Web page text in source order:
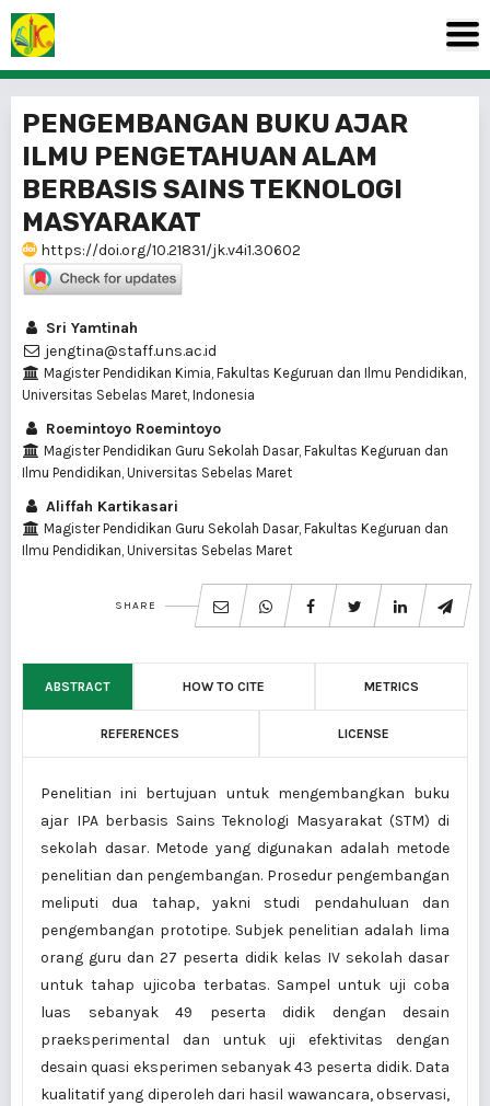
PENGEMBANGAN BUKU AJAR
ILMU PENGETAHUAN ALAM
BERBASIS SAINS TEKNOLOGI
MASYARAKAT
https://doi.org/10.21831/jk.v4i1.30602
Sri Yamtinah
jengtina@staff.uns.ac.id
Magister Pendidikan Kimia, Fakultas Keguruan dan Ilmu Pendidikan,
Universitas Sebelas Maret, Indonesia
Roemintoyo Roemintoyo
Magister Pendidikan Guru Sekolah Dasar, Fakultas Keguruan dan
Ilmu Pendidikan, Universitas Sebelas Maret
Aliffah Kartikasari
Magister Pendidikan Guru Sekolah Dasar, Fakultas Keguruan dan
Ilmu Pendidikan, Universitas Sebelas Maret
SHARE
ABSTRACT HOW TO CITE METRICS
REFERENCES LICENSE
Penelitian ini bertujuan untuk mengembangkan buku
ajar IPA berbasis Sains Teknologi Masyarakat (STM) di
sekolah dasar. Metode yang digunakan adalah metode
penelitian dan pengembangan. Prosedur pengembangan
meliputi dua tahap, yakni studi pendahuluan dan
pengembangan prototipe. Subjek penelitian adalah lima
orang guru dan 27 peserta didik kelas IV sekolah dasar
untuk tahap ujicoba terbatas. Sampel untuk uji coba
luas sebanyak 49 peserta didik dengan desain
praeksperimental dan untuk uji efektivitas dengan
desain quasi eksperimen sebanyak 43 peserta didik. Data
kualitatif yang diperoleh dari hasil wawancara, observasi,